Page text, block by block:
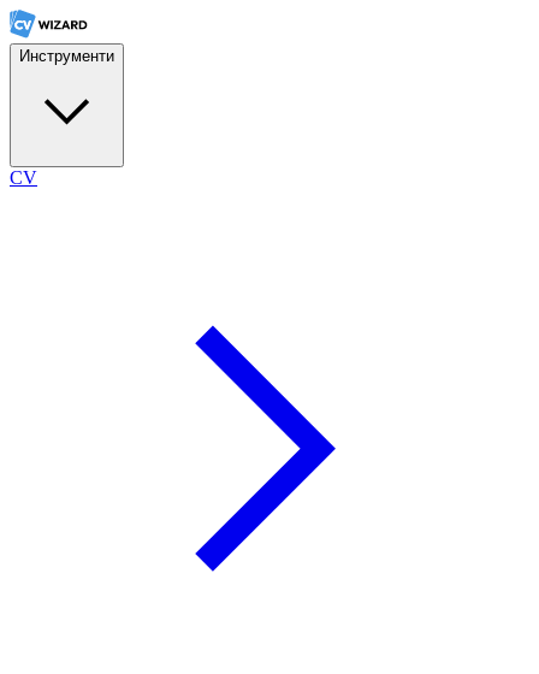
Инструменти
CV